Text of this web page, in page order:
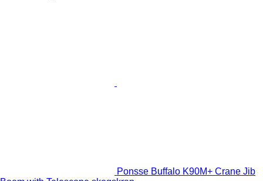
Ponsse Buffalo K90M+ Crane Jib